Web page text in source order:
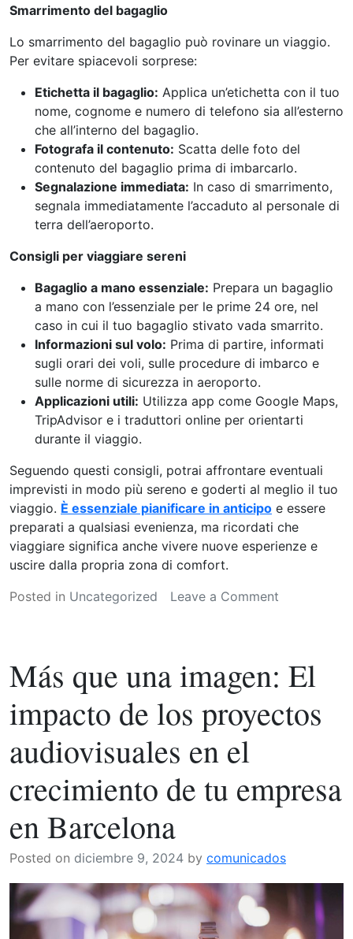
Smarrimento del bagaglio
Lo smarrimento del bagaglio può rovinare un viaggio.
Per evitare spiacevoli sorprese:
Etichetta il bagaglio: Applica un’etichetta con il tuo
nome, cognome e numero di telefono sia all’esterno
che all’interno del bagaglio.
Fotografa il contenuto: Scatta delle foto del
contenuto del bagaglio prima di imbarcarlo.
Segnalazione immediata: In caso di smarrimento,
segnala immediatamente l’accaduto al personale di
terra dell’aeroporto.
Consigli per viaggiare sereni
Bagaglio a mano essenziale: Prepara un bagaglio
a mano con l’essenziale per le prime 24 ore, nel
caso in cui il tuo bagaglio stivato vada smarrito.
Informazioni sul volo: Prima di partire, informati
sugli orari dei voli, sulle procedure di imbarco e
sulle norme di sicurezza in aeroporto.
Applicazioni utili: Utilizza app come Google Maps,
TripAdvisor e i traduttori online per orientarti
durante il viaggio.
Seguendo questi consigli, potrai affrontare eventuali
imprevisti in modo più sereno e goderti al meglio il tuo
viaggio. È essenziale pianificare in anticipo e essere
preparati a qualsiasi evenienza, ma ricordati che
viaggiare significa anche vivere nuove esperienze e
uscire dalla propria zona di comfort.
Posted in Uncategorized Leave a Comment
Nessun
Problema!
Consigli
Pratici
da
Salento
Más que una imagen: El
impacto de los proyectos
audiovisuales en el
crecimiento de tu empresa
en Barcelona
Posted on diciembre 9, 2024 by comunicados